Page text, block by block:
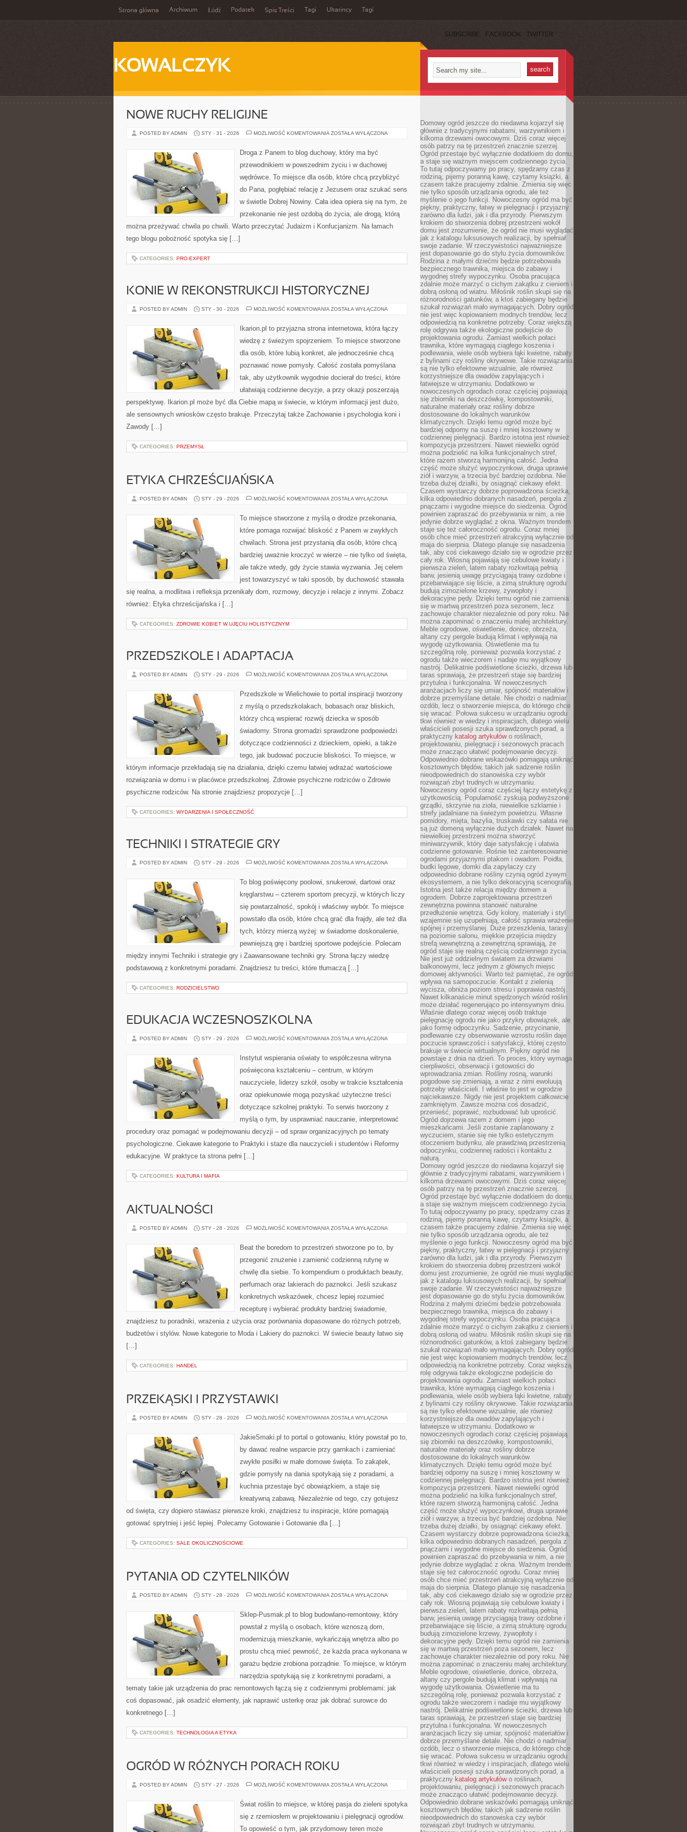
Strona główna Archiwum Łódź Podatek Spis Treści Tagi Ukarincy Tagi
SUBSCRIBE FACEBOOK TWITTER
KOWALCZYK
NOWE RUCHY RELIGIJNE
POSTED BY ADMIN STY - 31 - 2026 MOŻLIWOŚĆ KOMENTOWANIA NOWE
ZOSTAŁA WYŁĄCZONA
Droga z Panem to blog duchowy, który ma być
przewodnikiem w powszednim życiu i w duchowej
wędrówce. To miejsce dla osób, które chcą przybliżyć
do Pana, pogłębiać relację z Jezusem oraz szukać sens
w świetle Dobrej Nowiny. Cała idea opiera się na tym, że
przekonanie nie jest ozdobą do życia, ale drogą, którą
można przeżywać chwila po chwili. Warto przeczytać Judaizm i Konfucjanizm. Na łamach
tego blogu pobożność spotyka się […]
CATEGORIES: PRO-EXPERT
KONIE W REKONSTRUKCJI HISTORYCZNEJ
POSTED BY ADMIN STY - 30 - 2026 MOŻLIWOŚĆ KOMENTOWANIA KONIE
HISTORYCZNEJ
ZOSTAŁA WYŁĄCZONA
Ikarion.pl to przyjazna strona internetowa, która łączy
wiedzę z świeżym spojrzeniem. To miejsce stworzone
dla osób, które lubią konkret, ale jednocześnie chcą
poznawać nowe pomysły. Całość została pomyślana
tak, aby użytkownik wygodnie docierał do treści, które
ułatwiają codzienne decyzje, a przy okazji poszerzają
perspektywę. Ikarion.pl może być dla Ciebie mapą w świecie, w którym informacji jest dużo,
ale sensownych wniosków często brakuje. Przeczytaj także Zachowanie i psychologia koni i
Zawody […]
CATEGORIES: PRZEMYSŁ
ETYKA CHRZEŚCIJAŃSKA
POSTED BY ADMIN STY - 29 - 2026 MOŻLIWOŚĆ KOMENTOWANIA ETYKA
ZOSTAŁA WYŁĄCZONA
To miejsce stworzone z myślą o drodze przekonania,
które pomaga rozwijać bliskość z Panem w zwykłych
chwilach. Strona jest przystanią dla osób, które chcą
bardziej uważnie kroczyć w wierze – nie tylko od święta,
ale także wtedy, gdy życie stawia wyzwania. Jej celem
jest towarzyszyć w taki sposób, by duchowość stawała
się realna, a modlitwa i refleksja przenikały dom, rozmowy, decyzje i relacje z innymi. Zobacz
również: Etyka chrześcijańska i […]
CATEGORIES: ZDROWIE KOBIET W UJĘCIU HOLISTYCZNYM
PRZEDSZKOLE I ADAPTACJA
POSTED BY ADMIN STY - 29 - 2026 MOŻLIWOŚĆ KOMENTOWANIA PRZEDSZKOLE
ZOSTAŁA WYŁĄCZONA
Przedszkole w Wielichowie to portal inspiracji tworzony
z myślą o przedszkolakach, bobasach oraz bliskich,
którzy chcą wspierać rozwój dziecka w sposób
świadomy. Strona gromadzi sprawdzone podpowiedzi
dotyczące codzienności z dzieckiem, opieki, a także
tego, jak budować poczucie bliskości. To miejsce, w
którym informacje przekładają się na działania, dzięki czemu łatwiej wdrażać wartościowe
rozwiązania w domu i w placówce przedszkolnej. Zdrowie psychiczne rodziców o Zdrowie
psychiczne rodziców. Na stronie znajdziesz propozycje […]
CATEGORIES: WYDARZENIA I SPOŁECZNOŚĆ
TECHNIKI I STRATEGIE GRY
POSTED BY ADMIN STY - 29 - 2026 MOŻLIWOŚĆ KOMENTOWANIA TECHNIKI
GRY
ZOSTAŁA WYŁĄCZONA
To blog poświęcony poolowi, snukerowi, dartowi oraz
kręglarstwu – czterem sportom precyzji, w których liczy
się powtarzalność, spokój i właściwy wybór. To miejsce
powstało dla osób, które chcą grać dla frajdy, ale też dla
tych, którzy mierzą wyżej: w świadome doskonalenie,
pewniejszą grę i bardziej sportowe podejście. Polecam
między innymi Techniki i strategie gry i Zaawansowane techniki gry. Strona łączy wiedzę
podstawową z konkretnymi poradami. Znajdziesz tu treści, które tłumaczą […]
CATEGORIES: RODZICIELSTWO
EDUKACJA WCZESNOSZKOLNA
POSTED BY ADMIN STY - 29 - 2026 MOŻLIWOŚĆ KOMENTOWANIA EDUKACJA
ZOSTAŁA WYŁĄCZONA
Instytut wspierania oświaty to współczesna witryna
poświęcona kształceniu – centrum, w którym
nauczyciele, liderzy szkół, osoby w trakcie kształcenia
oraz opiekunowie mogą pozyskać użyteczne treści
dotyczące szkolnej praktyki. To serwis tworzony z
myślą o tym, by usprawniać nauczanie, interpretować
procedury oraz pomagać w podejmowaniu decyzji – od spraw organizacyjnych po tematy
psychologiczne. Ciekawe kategorie to Praktyki i staże dla nauczycieli i studentów i Reformy
edukacyjne. W praktyce ta strona pełni […]
CATEGORIES: KULTURA I MAFIA
AKTUALNOŚCI
POSTED BY ADMIN STY - 28 - 2026 MOŻLIWOŚĆ KOMENTOWANIA AKTUALNOŚCI
ZOSTAŁA WYŁĄCZONA
Beat the boredom to przestrzeń stworzone po to, by
przegonić znużenie i zamienić codzienną rutynę w
chwilę dla siebie. To kompendium o produktach beauty,
perfumach oraz lakierach do paznokci. Jeśli szukasz
konkretnych wskazówek, chcesz lepiej rozumieć
recepturę i wybierać produkty bardziej świadomie,
znajdziesz tu poradniki, wrażenia z użycia oraz porównania dopasowane do różnych potrzeb,
budżetów i stylów. Nowe kategorie to Moda i Lakiery do paznokci. W świecie beauty łatwo się
[…]
CATEGORIES: HANDEL
PRZEKĄSKI I PRZYSTAWKI
POSTED BY ADMIN STY - 28 - 2026 MOŻLIWOŚĆ KOMENTOWANIA PRZEKĄSKI
ZOSTAŁA WYŁĄCZONA
JakieSmaki.pl to portal o gotowaniu, który powstał po to,
by dawać realne wsparcie przy garnkach i zamieniać
zwykłe posiłki w małe domowe święta. To zakątek,
gdzie pomysły na dania spotykają się z poradami, a
kuchnia przestaje być obowiązkiem, a staje się
kreatywną zabawą. Niezależnie od tego, czy gotujesz
od święta, czy dopiero stawiasz pierwsze kroki, znajdziesz tu inspiracje, które pomagają
gotować sprytniej i jeść lepiej. Polecamy Gotowanie i Gotowanie dla […]
CATEGORIES: SALE OKOLICZNOŚCIOWE
PYTANIA OD CZYTELNIKÓW
POSTED BY ADMIN STY - 28 - 2026 MOŻLIWOŚĆ KOMENTOWANIA PYTANIA
ZOSTAŁA WYŁĄCZONA
Sklep-Pusmak.pl to blog budowlano-remontowy, który
powstał z myślą o osobach, które wznoszą dom,
modernizują mieszkanie, wykańczają wnętrza albo po
prostu chcą mieć pewność, że każda praca wykonana w
garażu będzie zrobiona porządnie. To miejsce, w którym
narzędzia spotykają się z konkretnymi poradami, a
tematy takie jak urządzenia do prac remontowych łączą się z codziennymi problemami: jak
coś dopasować, jak osadzić elementy, jak naprawić usterkę oraz jak dobrać surowce do
konkretnego […]
CATEGORIES: TECHNOLOGIA A ETYKA
OGRÓD W RÓŻNYCH PORACH ROKU
POSTED BY ADMIN STY - 27 - 2026 MOŻLIWOŚĆ KOMENTOWANIA OGRÓD
PORACH
ROKU
ZOSTAŁA WYŁĄCZONA
Świat roślin to miejsce, w której pasja do zieleni spotyka
się z rzemiosłem w projektowaniu i pielęgnacji ogrodów.
To opowieść o tym, jak przydomowy teren może
Domowy ogród jeszcze do niedawna kojarzył się
głównie z tradycyjnymi rabatami, warzywnikiem i
kilkoma drzewami owocowymi. Dziś coraz więcej
osób patrzy na tę przestrzeń znacznie szerzej.
Ogród przestaje być wyłącznie dodatkiem do domu,
a staje się ważnym miejscem codziennego życia.
To tutaj odpoczywamy po pracy, spędzamy czas z
rodziną, pijemy poranną kawę, czytamy książki, a
czasem także pracujemy zdalnie. Zmienia się więc
nie tylko sposób urządzania ogrodu, ale też
myślenie o jego funkcji. Nowoczesny ogród ma być
piękny, praktyczny, łatwy w pielęgnacji i przyjazny
zarówno dla ludzi, jak i dla przyrody. Pierwszym
krokiem do stworzenia dobrej przestrzeni wokół
domu jest zrozumienie, że ogród nie musi wyglądać
jak z katalogu luksusowych realizacji, by spełniał
swoje zadanie. W rzeczywistości najważniejsze
jest dopasowanie go do stylu życia domowników.
Rodzina z małymi dziećmi będzie potrzebowała
bezpiecznego trawnika, miejsca do zabawy i
wygodnej strefy wypoczynku. Osoba pracująca
zdalnie może marzyć o cichym zakątku z cieniem i
dobrą osłoną od wiatru. Miłośnik roślin skupi się na
różnorodności gatunków, a ktoś zabiegany będzie
szukał rozwiązań mało wymagających. Dobry ogród
nie jest więc kopiowaniem modnych trendów, lecz
odpowiedzią na konkretne potrzeby. Coraz większą
rolę odgrywa także ekologiczne podejście do
projektowania ogrodu. Zamiast wielkich połaci
trawnika, które wymagają ciągłego koszenia i
podlewania, wiele osób wybiera łąki kwietne, rabaty
z bylinami czy rośliny okrywowe. Takie rozwiązania
są nie tylko efektowne wizualnie, ale również
korzystniejsze dla owadów zapylających i
łatwiejsze w utrzymaniu. Dodatkowo w
nowoczesnych ogrodach coraz częściej pojawiają
się zbiorniki na deszczówkę, kompostowniki,
naturalne materiały oraz rośliny dobrze
dostosowane do lokalnych warunków
klimatycznych. Dzięki temu ogród może być
bardziej odporny na suszę i mniej kosztowny w
codziennej pielęgnacji. Bardzo istotna jest również
kompozycja przestrzeni. Nawet niewielki ogród
można podzielić na kilka funkcjonalnych stref,
które razem stworzą harmonijną całość. Jedna
część może służyć wypoczynkowi, druga uprawie
ziół i warzyw, a trzecia być bardziej ozdobna. Nie
trzeba dużej działki, by osiągnąć ciekawy efekt.
Czasem wystarczy dobrze poprowadzona ścieżka,
kilka odpowiednio dobranych nasadzeń, pergola z
pnączami i wygodne miejsce do siedzenia. Ogród
powinien zapraszać do przebywania w nim, a nie
jedynie dobrze wyglądać z okna. Ważnym trendem
staje się też całoroczność ogrodu. Coraz mniej
osób chce mieć przestrzeń atrakcyjną wyłącznie od
maja do sierpnia. Dlatego planuje się nasadzenia
tak, aby coś ciekawego działo się w ogrodzie przez
cały rok. Wiosną pojawiają się cebulowe kwiaty i
pierwsza zieleń, latem rabaty rozkwitają pełnią
barw, jesienią uwagę przyciągają trawy ozdobne i
przebarwiające się liście, a zimą strukturę ogrodu
budują zimozielone krzewy, żywopłoty i
dekoracyjne pędy. Dzięki temu ogród nie zamienia
się w martwą przestrzeń poza sezonem, lecz
zachowuje charakter niezależnie od pory roku. Nie
można zapominać o znaczeniu małej architektury.
Meble ogrodowe, oświetlenie, donice, obrzeża,
altany czy pergole budują klimat i wpływają na
wygodę użytkowania. Oświetlenie ma tu
szczególną rolę, ponieważ pozwala korzystać z
ogrodu także wieczorem i nadaje mu wyjątkowy
nastrój. Delikatnie podświetlone ścieżki, drzewa lub
taras sprawiają, że przestrzeń staje się bardziej
przytulna i funkcjonalna. W nowoczesnych
aranżacjach liczy się umiar, spójność materiałów i
dobrze przemyślane detale. Nie chodzi o nadmiar
ozdób, lecz o stworzenie miejsca, do którego chce
się wracać. Połowa sukcesu w urządzaniu ogrodu
tkwi również w wiedzy i inspiracjach, dlatego wielu
właścicieli posesji szuka sprawdzonych porad, a
praktyczny katalog artykułówo roślinach,
projektowaniu, pielęgnacji i sezonowych pracach
może znacząco ułatwić podejmowanie decyzji.
Odpowiednio dobrane wskazówki pomagają uniknąć
kosztownych błędów, takich jak sadzenie roślin
nieodpowiednich do stanowiska czy wybór
rozwiązań zbyt trudnych w utrzymaniu.
Nowoczesny ogród coraz częściej łączy estetykę z
użytkowością. Popularność zyskują podwyższone
grządki, skrzynie na zioła, niewielkie szklarnie i
strefy jadalniane na świeżym powietrzu. Własne
pomidory, mięta, bazylia, truskawki czy sałata nie
są już domeną wyłącznie dużych działek. Nawet na
niewielkiej przestrzeni można stworzyć
miniwarzywnik, który daje satysfakcję i ułatwia
codzienne gotowanie. Rośnie też zainteresowanie
ogrodami przyjaznymi ptakom i owadom. Poidła,
budki lęgowe, domki dla zapylaczy czy
odpowiednio dobrane rośliny czynią ogród żywym
ekosystemem, a nie tylko dekoracyjną scenografią.
Istotna jest także relacja między domem a
ogrodem. Dobrze zaprojektowana przestrzeń
zewnętrzna powinna stanowić naturalne
przedłużenie wnętrza. Gdy kolory, materiały i styl
wzajemnie się uzupełniają, całość sprawia wrażenie
spójnej i przemyślanej. Duże przeszklenia, tarasy
na poziomie salonu, miękkie przejścia między
strefą wewnętrzną a zewnętrzną sprawiają, że
ogród staje się realną częścią codziennego życia.
Nie jest już oddzielnym światem za drzwiami
balkonowymi, lecz jednym z głównych miejsc
domowej aktywności. Warto też pamiętać, że ogród
wpływa na samopoczucie. Kontakt z zielenią
wycisza, obniża poziom stresu i poprawia nastrój.
Nawet kilkanaście minut spędzonych wśród roślin
może działać regenerująco po intensywnym dniu.
Właśnie dlatego coraz więcej osób traktuje
pielęgnację ogrodu nie jako przykry obowiązek, ale
jako formę odpoczynku. Sadzenie, przycinanie,
podlewanie czy obserwowanie wzrostu roślin daje
poczucie sprawczości i satysfakcji, której często
brakuje w świecie wirtualnym. Piękny ogród nie
powstaje z dnia na dzień. To proces, który wymaga
cierpliwości, obserwacji i gotowości do
wprowadzania zmian. Rośliny rosną, warunki
pogodowe się zmieniają, a wraz z nimi ewoluują
potrzeby właścicieli. I właśnie to jest w ogrodzie
najciekawsze. Nigdy nie jest projektem całkowicie
zamkniętym. Zawsze można coś dosadzić,
przenieść, poprawić, rozbudować lub uprościć.
Ogród dojrzewa razem z domem i jego
mieszkańcami. Jeśli zostanie zaplanowany z
wyczuciem, stanie się nie tylko estetycznym
otoczeniem budynku, ale prawdziwą przestrzenią
odpoczynku, codziennej radości i kontaktu z
naturą.
Domowy ogród jeszcze do niedawna kojarzył się
głównie z tradycyjnymi rabatami, warzywnikiem i
kilkoma drzewami owocowymi. Dziś coraz więcej
osób patrzy na tę przestrzeń znacznie szerzej.
Ogród przestaje być wyłącznie dodatkiem do domu,
a staje się ważnym miejscem codziennego życia.
To tutaj odpoczywamy po pracy, spędzamy czas z
rodziną, pijemy poranną kawę, czytamy książki, a
czasem także pracujemy zdalnie. Zmienia się więc
nie tylko sposób urządzania ogrodu, ale też
myślenie o jego funkcji. Nowoczesny ogród ma być
piękny, praktyczny, łatwy w pielęgnacji i przyjazny
zarówno dla ludzi, jak i dla przyrody. Pierwszym
krokiem do stworzenia dobrej przestrzeni wokół
domu jest zrozumienie, że ogród nie musi wyglądać
jak z katalogu luksusowych realizacji, by spełniał
swoje zadanie. W rzeczywistości najważniejsze
jest dopasowanie go do stylu życia domowników.
Rodzina z małymi dziećmi będzie potrzebowała
bezpiecznego trawnika, miejsca do zabawy i
wygodnej strefy wypoczynku. Osoba pracująca
zdalnie może marzyć o cichym zakątku z cieniem i
dobrą osłoną od wiatru. Miłośnik roślin skupi się na
różnorodności gatunków, a ktoś zabiegany będzie
szukał rozwiązań mało wymagających. Dobry ogród
nie jest więc kopiowaniem modnych trendów, lecz
odpowiedzią na konkretne potrzeby. Coraz większą
rolę odgrywa także ekologiczne podejście do
projektowania ogrodu. Zamiast wielkich połaci
trawnika, które wymagają ciągłego koszenia i
podlewania, wiele osób wybiera łąki kwietne, rabaty
z bylinami czy rośliny okrywowe. Takie rozwiązania
są nie tylko efektowne wizualnie, ale również
korzystniejsze dla owadów zapylających i
łatwiejsze w utrzymaniu. Dodatkowo w
nowoczesnych ogrodach coraz częściej pojawiają
się zbiorniki na deszczówkę, kompostowniki,
naturalne materiały oraz rośliny dobrze
dostosowane do lokalnych warunków
klimatycznych. Dzięki temu ogród może być
bardziej odporny na suszę i mniej kosztowny w
codziennej pielęgnacji. Bardzo istotna jest również
kompozycja przestrzeni. Nawet niewielki ogród
można podzielić na kilka funkcjonalnych stref,
które razem stworzą harmonijną całość. Jedna
część może służyć wypoczynkowi, druga uprawie
ziół i warzyw, a trzecia być bardziej ozdobna. Nie
trzeba dużej działki, by osiągnąć ciekawy efekt.
Czasem wystarczy dobrze poprowadzona ścieżka,
kilka odpowiednio dobranych nasadzeń, pergola z
pnączami i wygodne miejsce do siedzenia. Ogród
powinien zapraszać do przebywania w nim, a nie
jedynie dobrze wyglądać z okna. Ważnym trendem
staje się też całoroczność ogrodu. Coraz mniej
osób chce mieć przestrzeń atrakcyjną wyłącznie od
maja do sierpnia. Dlatego planuje się nasadzenia
tak, aby coś ciekawego działo się w ogrodzie przez
cały rok. Wiosną pojawiają się cebulowe kwiaty i
pierwsza zieleń, latem rabaty rozkwitają pełnią
barw, jesienią uwagę przyciągają trawy ozdobne i
przebarwiające się liście, a zimą strukturę ogrodu
budują zimozielone krzewy, żywopłoty i
dekoracyjne pędy. Dzięki temu ogród nie zamienia
się w martwą przestrzeń poza sezonem, lecz
zachowuje charakter niezależnie od pory roku. Nie
można zapominać o znaczeniu małej architektury.
Meble ogrodowe, oświetlenie, donice, obrzeża,
altany czy pergole budują klimat i wpływają na
wygodę użytkowania. Oświetlenie ma tu
szczególną rolę, ponieważ pozwala korzystać z
ogrodu także wieczorem i nadaje mu wyjątkowy
nastrój. Delikatnie podświetlone ścieżki, drzewa lub
taras sprawiają, że przestrzeń staje się bardziej
przytulna i funkcjonalna. W nowoczesnych
aranżacjach liczy się umiar, spójność materiałów i
dobrze przemyślane detale. Nie chodzi o nadmiar
ozdób, lecz o stworzenie miejsca, do którego chce
się wracać. Połowa sukcesu w urządzaniu ogrodu
tkwi również w wiedzy i inspiracjach, dlatego wielu
właścicieli posesji szuka sprawdzonych porad, a
praktyczny katalog artykułówo roślinach,
projektowaniu, pielęgnacji i sezonowych pracach
może znacząco ułatwić podejmowanie decyzji.
Odpowiednio dobrane wskazówki pomagają uniknąć
kosztownych błędów, takich jak sadzenie roślin
nieodpowiednich do stanowiska czy wybór
rozwiązań zbyt trudnych w utrzymaniu.